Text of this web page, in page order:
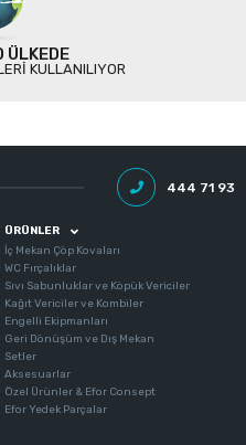
ÜLKEDE
KULLANILIYOR
444 71 93
ÜRÜNLER
İç Mekan Çöp Kovaları
WC Fırçalıklar
Sıvı Sabunluklar ve Köpük Vericiler
Kağıt Vericiler ve Kombiler
Engelli Ekipmanları
Geri Dönüşüm ve Dış Mekan
Setler
Aksesuarlar
Özel Ürünler & Efor Consept
Efor Yedek Parçalar